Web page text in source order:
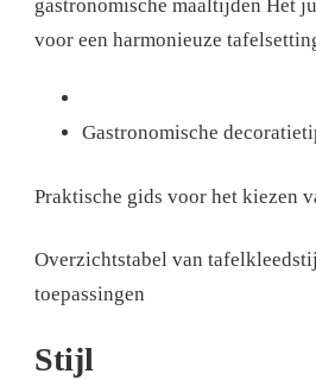
gastronomische maaltijden Het
voor een harmonieuze
Gastronomische
Praktische gids voor het kiezen
Overzichtstabel van
toepassingen
Stijl